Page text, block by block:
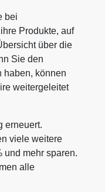
bei
Produkte, auf
über die
Sie den
haben, können
weitergeleitet
erneuert.
viele weitere
und mehr sparen.
alle